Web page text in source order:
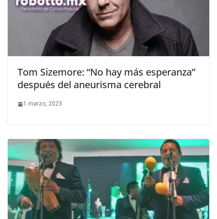
Tom Sizemore: “No hay más esperanza”
después del aneurisma cerebral
1 marzo, 2023